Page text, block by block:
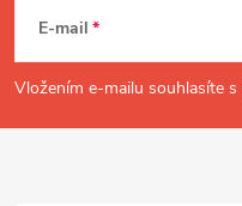
í
E-mail
Vložením e-mailu souhlasíte s